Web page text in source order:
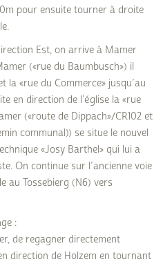
pour ensuite tourner à droite
Est, on arrive à Mamer
(«rue du Baumbusch») il
la «rue du Commerce» jusqu’au
en direction de l’église la «rue
(«route de Dippach»/CR102 et
communal)) se situe le nouvel
«Josy Barthel» qui lui a
On continue sur l’ancienne voie
au Tossebierg (N6) vers
:
de regagner directement
direction de Holzem en tournant